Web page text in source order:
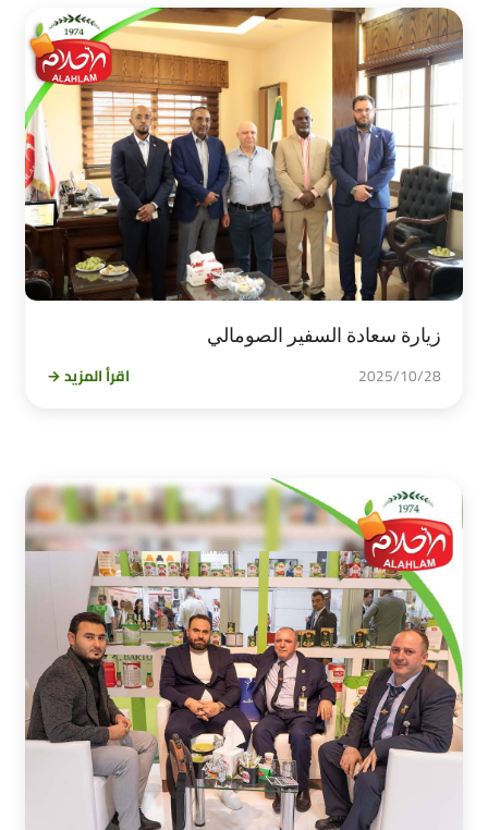
زيارة سعادة السفير الصومالي
2025/10/28 اقرأ المزيد →